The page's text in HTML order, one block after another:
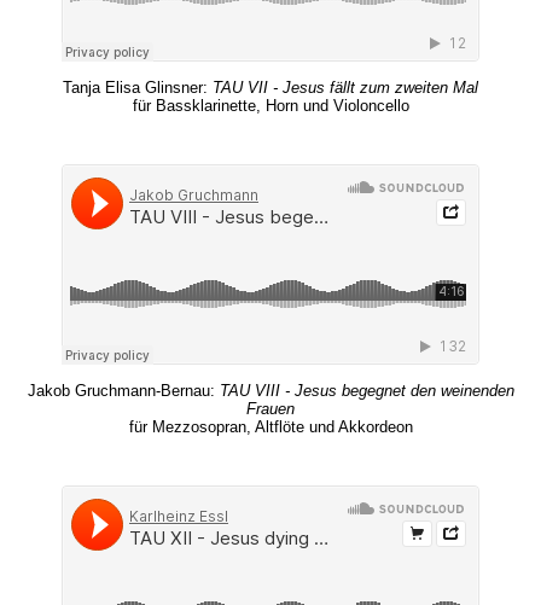
Tanja Elisa Glinsner: TAU VII - Jesus fällt zum zweiten Mal
für Bassklarinette, Horn und Violoncello
Jakob Gruchmann-Bernau: TAU VIII - Jesus begegnet den weinenden
Frauen
für Mezzosopran, Altflöte und Akkordeon